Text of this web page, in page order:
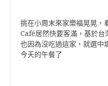
挑在小周末來家樂福晃晃 ，
Café居然快要客滿，基於
也因為沒吃過這家，就選中
今天的午餐了